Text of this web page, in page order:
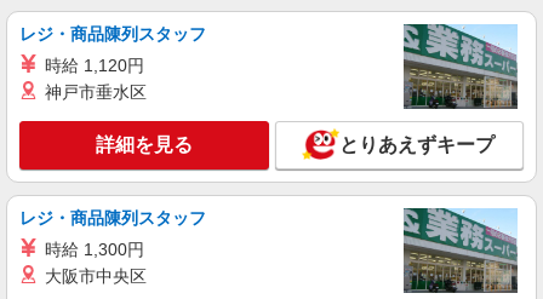
レジ・商品陳列スタッフ
時給 1,120円
神戸市垂水区
詳細を見る とりあえずキープ
レジ・商品陳列スタッフ
時給 1,300円
大阪市中央区